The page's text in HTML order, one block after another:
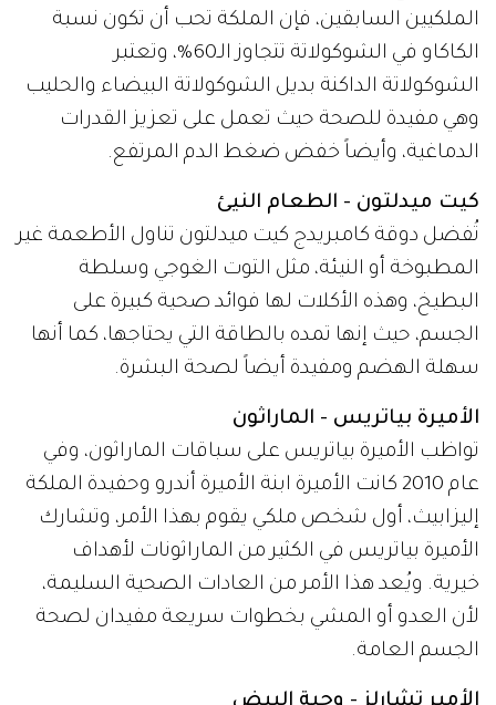
الملكيين السابقين، فإن الملكة تحب أن تكون نسبة
الكاكاو في الشوكولاتة تتجاوز الـ60%، وتعتبر
الشوكولاتة الداكنة بديل الشوكولاتة البيضاء والحليب
وهي مفيدة للصحة حيث تعمل على تعزيز القدرات
الدماغية، وأيضاً خفض ضغط الدم المرتفع.
كيت ميدلتون - الطعام النيئ
تُفضل دوقة كامبريدج كيت ميدلتون تناول الأطعمة غير
المطبوخة أو النيئة، مثل التوت الغوجي وسلطة
البطيخ، وهذه الأكلات لها فوائد صحية كبيرة على
الجسم، حيث إنها تمده بالطاقة التي يحتاجها، كما أنها
سهلة الهضم ومفيدة أيضاً لصحة البشرة.
الأميرة بياتريس - الماراثون
تواظب الأميرة بياتريس على سباقات الماراثون، وفي
عام 2010 كانت الأميرة ابنة الأميرة أندرو وحفيدة الملكة
إليزابيث، أول شخص ملكي يقوم بهذا الأمر، وتشارك
الأميرة بياتريس في الكثير من الماراثونات لأهداف
خيرية. ويُعد هذا الأمر من العادات الصحية السليمة،
لأن العدو أو المشي بخطوات سريعة مفيدان لصحة
الجسم العامة.